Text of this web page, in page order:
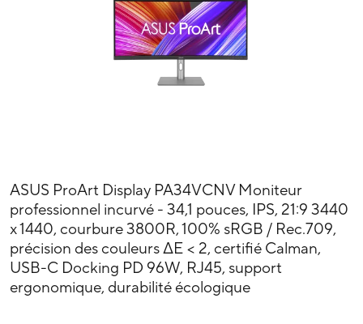
ASUS ProArt Display PA34VCNV Moniteur
professionnel incurvé - 34,1 pouces, IPS, 21:9 3440
x 1440, courbure 3800R, 100% sRGB / Rec.709,
précision des couleurs ΔE < 2, certifié Calman,
USB-C Docking PD 96W, RJ45, support
ergonomique, durabilité écologique